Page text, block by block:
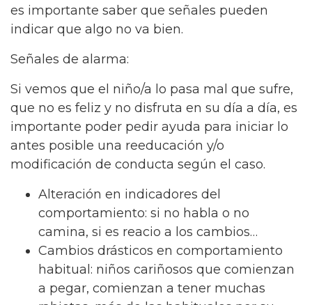
es importante saber que señales pueden
indicar que algo no va bien.
Señales de alarma:
Si vemos que el niño/a lo pasa mal que sufre,
que no es feliz y no disfruta en su día a día, es
importante poder pedir ayuda para iniciar lo
antes posible una reeducación y/o
modificación de conducta según el caso.
Alteración en indicadores del
comportamiento: si no habla o no
camina, si es reacio a los cambios…
Cambios drásticos en comportamiento
habitual: niños cariñosos que comienzan
a pegar, comienzan a tener muchas